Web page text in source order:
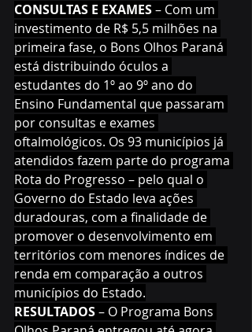
CONSULTAS E EXAMES – Com um
investimento de R$ 5,5 milhões na
primeira fase, o Bons Olhos Paraná
está distribuindo óculos a
estudantes do 1º ao 9º ano do
Ensino Fundamental que passaram
por consultas e exames
oftalmológicos. Os 93 municípios já
atendidos fazem parte do programa
Rota do Progresso – pelo qual o
Governo do Estado leva ações
duradouras, com a finalidade de
promover o desenvolvimento em
territórios com menores índices de
renda em comparação a outros
municípios do Estado.
RESULTADOS – O Programa Bons